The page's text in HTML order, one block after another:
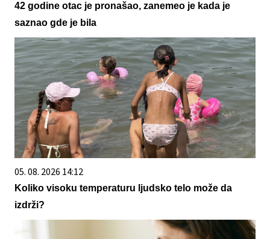
42 godine otac je pronašao, zanemeo je kada je
saznao gde je bila
05. 08. 2026 14:12
Koliko visoku temperaturu ljudsko telo može da
izdrži?